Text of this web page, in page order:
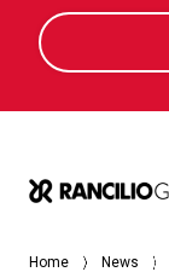
Home News